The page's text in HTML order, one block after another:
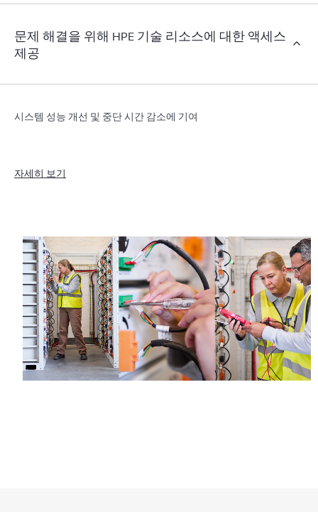
문제 해결을 위해 HPE 기술 리소스에 대한 액세스
제공
시스템 성능 개선 및 중단 시간 감소에 기여
자세히 보기